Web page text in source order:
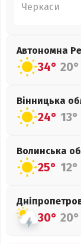
Черкаси
Автономна
34° 20°
Вінницька
24° 13°
Волинська
25° 12°
30° 20°